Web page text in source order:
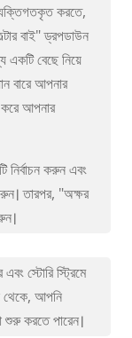
করতে,
বাই" ড্রপডাউন
একটি বেছে নিয়ে
বারে আপনার
করে আপনার
করুন এবং
তারপর, "অক্ষর
স্টোরি স্ট্রিমে
থেকে, আপনি
করতে পারেন।